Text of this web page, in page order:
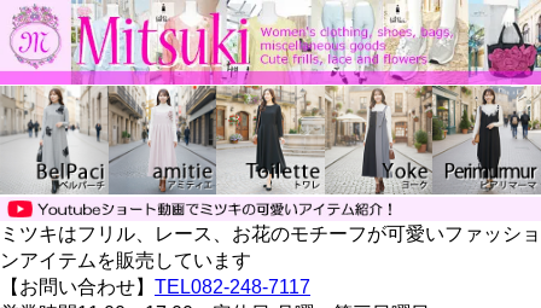
ミツキはフリル、レース、お花のモチーフが可愛いファッショ
ンアイテムを販売しています
【お問い合わせ】 TEL082-248-7117